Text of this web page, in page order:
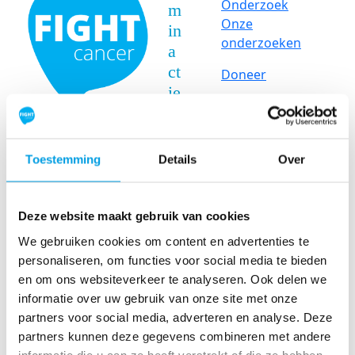
Toestemming Details Over
Deze website maakt gebruik van cookies
We gebruiken cookies om content en advertenties te
personaliseren, om functies voor social media te bieden
en om ons websiteverkeer te analyseren. Ook delen we
informatie over uw gebruik van onze site met onze
partners voor social media, adverteren en analyse. Deze
partners kunnen deze gegevens combineren met andere
m
in
a
ct
ie
t
g
e
n
ac
ti
e
S
Onderzoek
Onze
onderzoeken
Doneer